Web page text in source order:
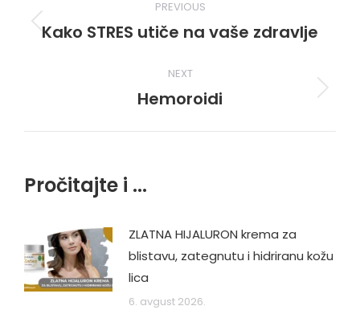
navigation
PREVIOUS
Previous
Kako STRES utiče na vaše zdravlje
NEXT
Next
Hemoroidi
Pročitajte i ...
ZLATNA HIJALURON krema za
blistavu, zategnutu i hidriranu kožu
lica
6. avgust 2026.